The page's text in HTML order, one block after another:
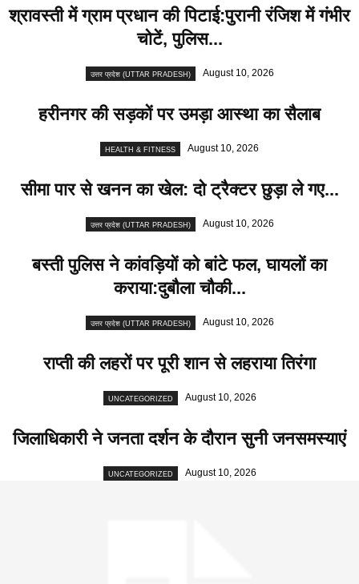
श्रावस्ती में ग्राम प्रधान की पिटाई:पुरानी रंजिश में गंभीर
चोटें, पुलिस...
उत्तर प्रदेश (UTTAR PRADESH) August 10, 2026
हरीनगर की सड़कों पर उमड़ा आस्था का सैलाब
HEALTH & FITNESS August 10, 2026
सीमा पार से खनन का खेल: दो ट्रैक्टर छुड़ा ले गए...
उत्तर प्रदेश (UTTAR PRADESH) August 10, 2026
बस्ती पुलिस ने कांवड़ियों को बांटे फल, घायलों का
कराया:दुबौला चौकी...
उत्तर प्रदेश (UTTAR PRADESH) August 10, 2026
राप्ती की लहरों पर पूरी शान से लहराया तिरंगा
UNCATEGORIZED August 10, 2026
जिलाधिकारी ने जनता दर्शन के दौरान सुनी जनसमस्याएं
UNCATEGORIZED August 10, 2026